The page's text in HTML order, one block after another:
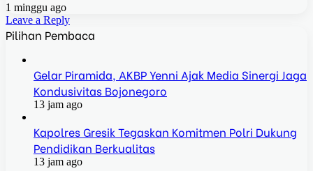
1 minggu ago
Leave a Reply
Pilihan Pembaca
Gelar Piramida, AKBP Yenni Ajak Media Sinergi Jaga
Kondusivitas Bojonegoro
13 jam ago
Kapolres Gresik Tegaskan Komitmen Polri Dukung
Pendidikan Berkualitas
13 jam ago